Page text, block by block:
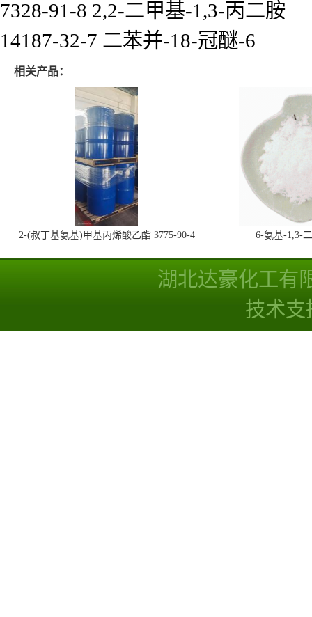
7328-91-8 2,2-二甲基-1,3-丙二胺
14187-32-7 二苯并-18-冠醚-6
相关产品：
2-(叔丁基氨基)甲基丙烯酸乙酯 3775-90-4 6-氨基-1,3-
湖北达豪化工有
技术